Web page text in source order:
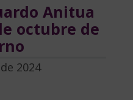
Anitua
octubre de
2024